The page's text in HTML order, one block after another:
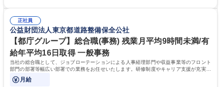
るので安心して入行いただけます。 幅広いキャリアの選択肢があり、公募
や社内副業等を活用し、 一人ひとりが挑戦できるカルチャーが浸透してい
ます。 学歴・資格 学歴：大学院 大学 高専 短大 専修学校 高校 語学力：
資格：
正社員
公益財団法人東京都道路整備保全公社
【都庁グループ】総合職(事務) 残業月平均9時間未満/有
給年平均16日取得 一般事務
当社の総合職として、ジョブローテーションによる人事経理部門や収益事業等のフロント
部門の部署等幅広い部署での業務をお任せいたします。研修制度やキャリア支援が充実し
ております！ ※下記業務詳細
月給